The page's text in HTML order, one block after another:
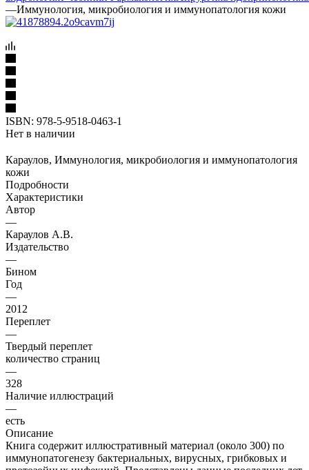
—Иммунология, микробиология и иммунопатология кожи
ISBN: 978-5-9518-0463-1
Нет в наличии
Караулов, Иммунология, микробиология и иммунопатология
кожи
Подробности
Характеристики
Автор
—
Караулов А.В.
Издательство
—
Бином
Год
—
2012
Переплет
—
Твердый переплет
количество страниц
—
328
Наличие иллюстраций
—
есть
Описание
Книга содержит иллюстративный материал (около 300) по
иммунопатогенезу бактериальных, вирусных, грибковых и